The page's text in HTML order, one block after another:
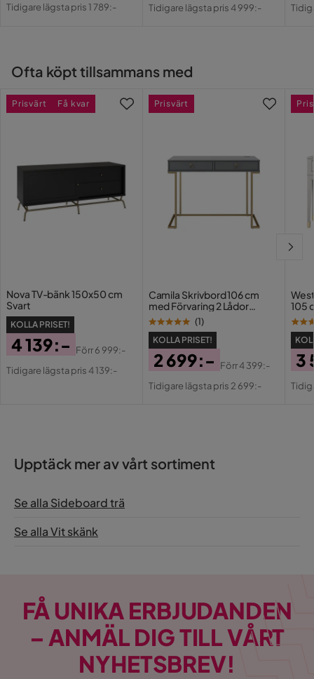
Serie Herringbone
Tidigare lägsta pris 1 789:-
Tidigare lägsta pris 4 999:-
Ofta köpt tillsammans med
Nova TV-bänk 150x50 cm
Svart
KOLLA PRISET!
Pris
4 139:-
Original
Förr6 999:-
Tidigare lägsta pris 4 139:-
Prisvärt Få kvar
Camila Skrivbord 106 cm
med Förvaring 2 Lådor
Grafitgrå/Mäss
(1)
KOLLA PRISET!
Pris
2 699:-
Original
Förr4 399:-
Tidigare lägsta pris 2 699:-
Prisvärt
105
3
Upptäck mer av vårt sortiment
Se alla Sideboard trä
Se alla Vit skänk
FÅ UNIKA ERBJUDANDEN
– ANMÄL DIG TILL VÅRT
NYHETSBREV!